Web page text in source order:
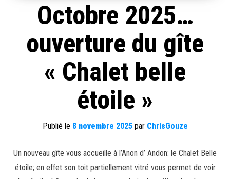
Octobre 2025…
ouverture du gîte
« Chalet belle
étoile »
Publié le 8 novembre 2025par ChrisGouze
Un nouveau gîte vous accueille à l’Anon d’ Andon: le Chalet Belle
étoile; en effet son toit partiellement vitré vous permet de voir